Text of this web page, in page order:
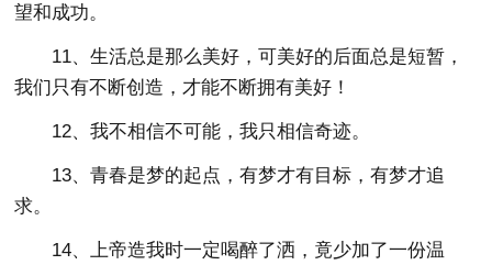
望和成功。
11、生活总是那么美好，可美好的后面总是短暂，
我们只有不断创造，才能不断拥有美好！
12、我不相信不可能，我只相信奇迹。
13、青春是梦的起点，有梦才有目标，有梦才追
求。
14、上帝造我时一定喝醉了洒，竟少加了一份温